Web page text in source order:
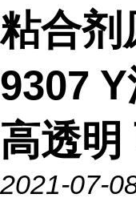
粘合剂
9307
高透明
2021-07-